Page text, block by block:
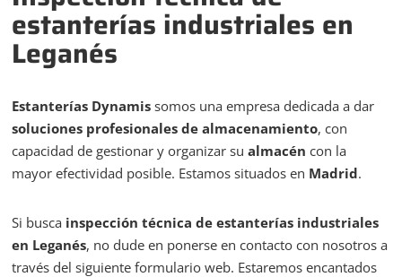
estanterías industriales en
Leganés
Estanterías Dynamis somos una empresa dedicada a dar
soluciones profesionales de almacenamiento, con
capacidad de gestionar y organizar sualmacén con la
mayor efectividad posible. Estamos situados en Madrid.
Si busca inspección técnica de estanterías industriales
en Leganés, no dude en ponerse en contacto con nosotros a
través del siguiente formulario web. Estaremos encantados